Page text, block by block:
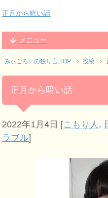
正月から暗い話
メニュー
みぃごろーの独り言 TOP 投稿
正月から暗い話
2022年1月4日 [こもり人 ,
ラブル]